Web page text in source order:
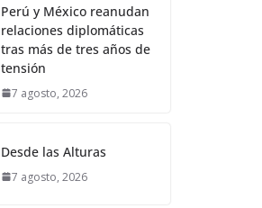
Perú y México reanudan
relaciones diplomáticas
tras más de tres años de
tensión
7 agosto, 2026
Desde las Alturas
7 agosto, 2026